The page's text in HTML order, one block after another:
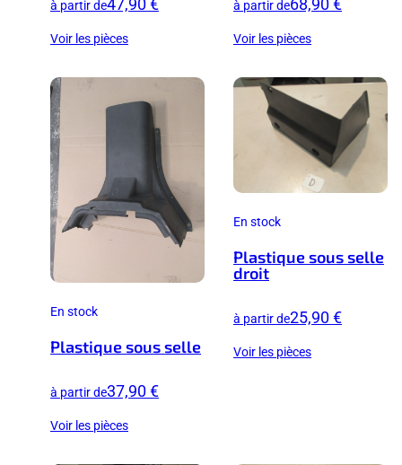
à partir de
Voir les pièces
à partir de
Voir les pièces
En stock
Plastique sous selle
à partir de37,90 €
Voir les pièces
En stock
Plastique sous selle
droit
à partir de25,90 €
Voir les pièces